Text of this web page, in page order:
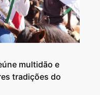
multidão e
tradições do